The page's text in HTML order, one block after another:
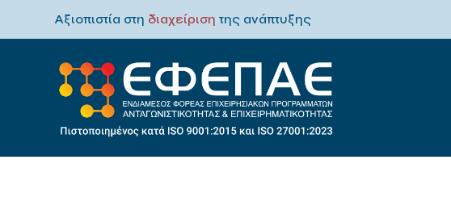
Αξιοπιστία στη διαχείριση της ανάπτυξης